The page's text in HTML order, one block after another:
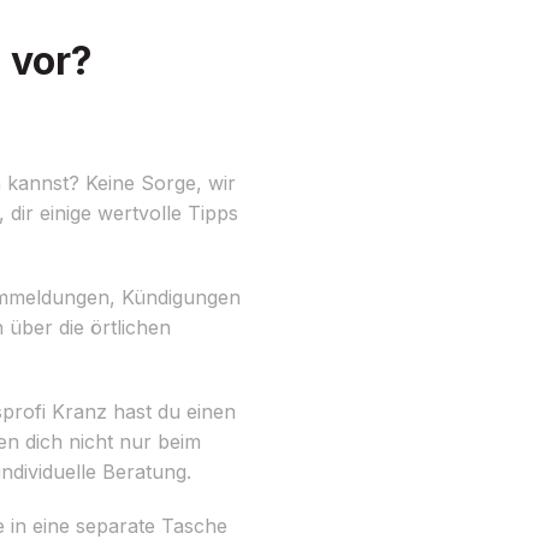
Keine Sorge, wir
einige wertvolle Tipps
Kündigungen
über die örtlichen
Kranz hast du einen
dich nicht nur beim
Beratung.
eine separate Tasche